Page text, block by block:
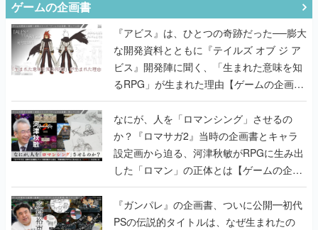
ゲームの企画書
『アビス』は、ひとつの奇跡だった──膨大
な開発資料とともに『テイルズ オブ ジ ア
ビス』開発陣に聞く、「生まれた意味を知
るRPG」が生まれた理由【ゲームの企画
書】
なにが、人を「ロマンシング」させるの
か？『ロマサガ2』当時の企画書とキャラ
設定画から迫る、河津秋敏がRPGに生み出
した「ロマン」の正体とは【ゲームの企画
書】
『ガンパレ』の企画書、ついに公開━初代
PSの伝説的タイトルは、なぜ生まれたの